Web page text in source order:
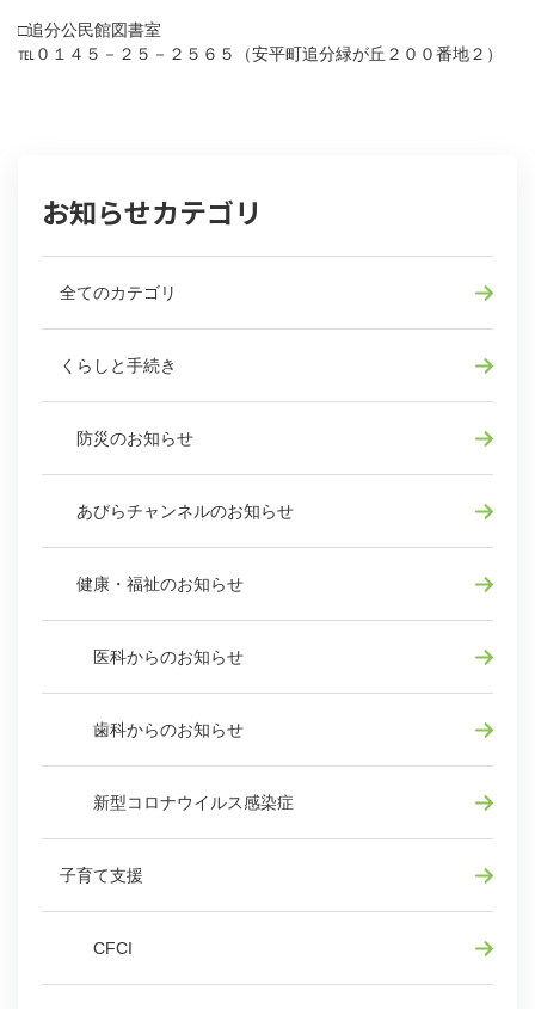
□追分公民館図書室
℡０１４５－２５－２５６５（安平町追分緑が丘２００番地２）
お知らせカテゴリ
全てのカテゴリ
くらしと手続き
防災のお知らせ
あびらチャンネルのお知らせ
健康・福祉のお知らせ
医科からのお知らせ
歯科からのお知らせ
新型コロナウイルス感染症
子育て支援
CFCI